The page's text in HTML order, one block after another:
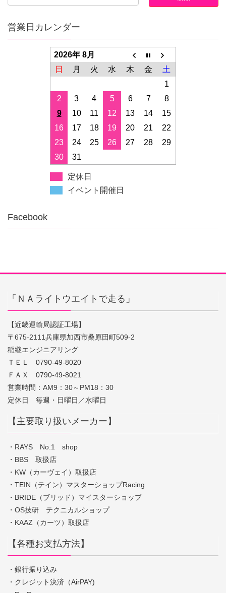
営業日カレンダー
2026年 8月
日
月 火 水 木 金
土
1
2
3 4 5 6 7
8
9
10 11 12 13 14
15
16
17 18 19 20 21
22
23
24 25 26 27 28
29
30
31
定休日
イベント開催日
Facebook
「ＮＡライトウエイトで走る」
【近畿運輸局認証工場】
〒675-2111兵庫県加西市桑原田町509-2
稲継エンジニアリング
ＴＥＬ 0790-49-8020
ＦＡＸ 0790-49-8021
営業時間：AM9：30～PM18：30
定休日 毎週・日曜日／水曜日
【主要取り扱いメーカー】
・RAYS No.1 shop
・BBS 取扱店
・KW（カーヴェイ）取扱店
・TEIN（テイン）マスターショップRacing
・BRIDE（ブリッド）マイスターショップ
・OS技研 テクニカルショップ
・KAAZ（カーツ）取扱店
【各種お支払方法】
・銀行振り込み
・クレジット決済（AirPAY)